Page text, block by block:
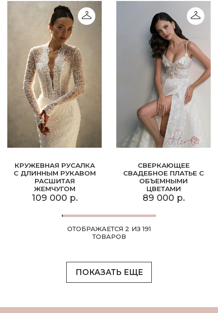
КРУЖЕВНАЯ РУСАЛКА
С ДЛИННЫМ РУКАВОМ
РАСШИТАЯ
ЖЕМЧУГОМ
109 000 р.
СВЕРКАЮЩЕЕ
СВАДЕБНОЕ ПЛАТЬЕ С
ОБЪЕМНЫМИ
ЦВЕТАМИ
89 000 р.
ОТОБРАЖАЕТСЯ 2 ИЗ 191
ТОВАРОВ
ПОКАЗАТЬ ЕЩЕ